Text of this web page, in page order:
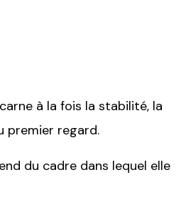
à la fois la stabilité, la
premier regard.
du cadre dans lequel elle